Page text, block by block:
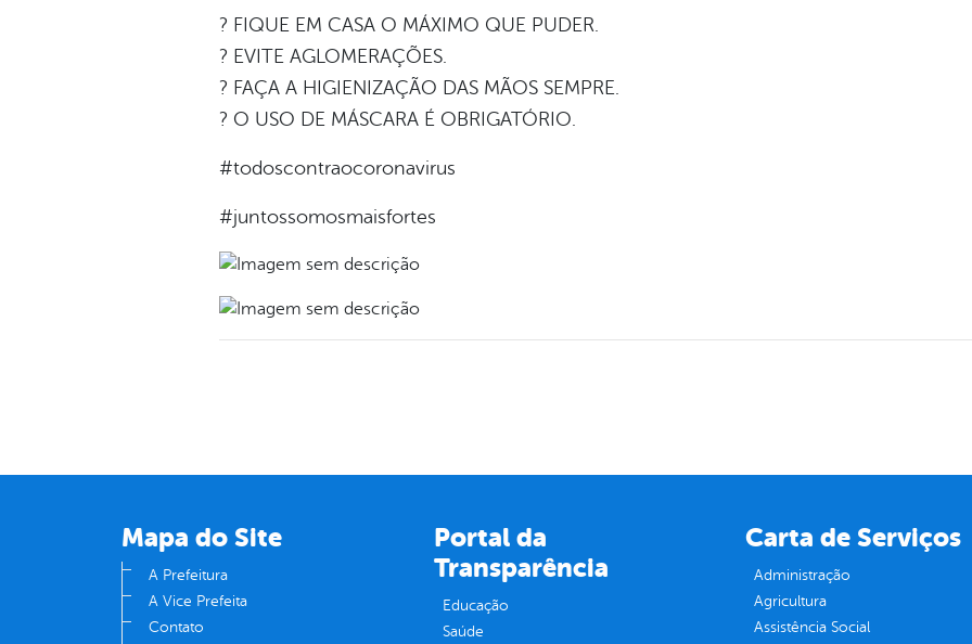
? FIQUE EM CASA O MÁXIMO QUE PUDER.
? EVITE AGLOMERAÇÕES.
? FAÇA A HIGIENIZAÇÃO DAS MÃOS SEMPRE.
? O USO DE MÁSCARA É OBRIGATÓRIO.
#todoscontraocoronavirus
#juntossomosmaisfortes
Mapa do Site
A Prefeitura
A Vice Prefeita
Contato
Portal da
Transparência
Educação
Saúde
Carta de Serviços
Administração
Agricultura
Assistência Social